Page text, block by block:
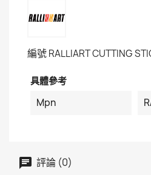
編號RALLIART CUTTING
具體參考
Mpn
評論 (0)